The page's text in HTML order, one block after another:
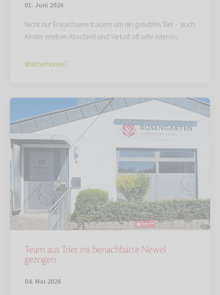
01. Juni 2026
Nicht nur Erwachsene trauern um ein geliebtes Tier – auch
Kinder erleben Abschied und Verlust oft sehr intensiv.
Weiterlesen
Team aus Trier ins benachbarte Newel
gezogen
04. Mai 2026